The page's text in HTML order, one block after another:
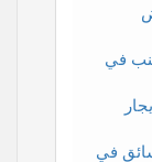
في
في